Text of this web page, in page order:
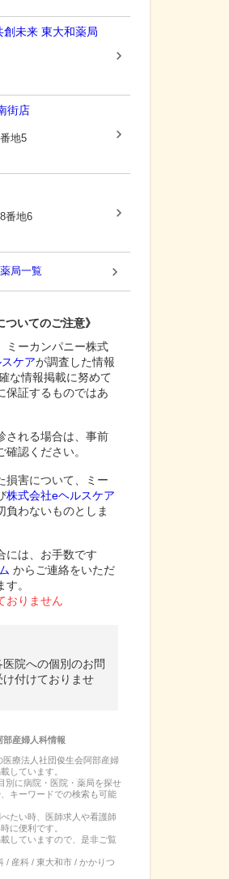
創未来 東大和薬局
街店
地5
番地6
局一覧
ついてのご注意》
ミーカンパニー株式
ケアが調査した情報
な情報掲載に努めて
保証するものではあ
される場合は、事前
認ください。
損害について、ミー
株式会社eヘルスケア
負わないものとしま
には、お手数です
からご連絡をいただ
。
おりません
院への個別のお問
付けておりませ
部産婦人科情報
医療法人社団俊生会阿部産婦
しています。
別に病院・医院・薬局を探せ
キーワードでの検索も可能
たい時、医師求人や看護師
に便利です。
していますので、是非ご覧
/ 産科 / 東大和市 / かかりつ